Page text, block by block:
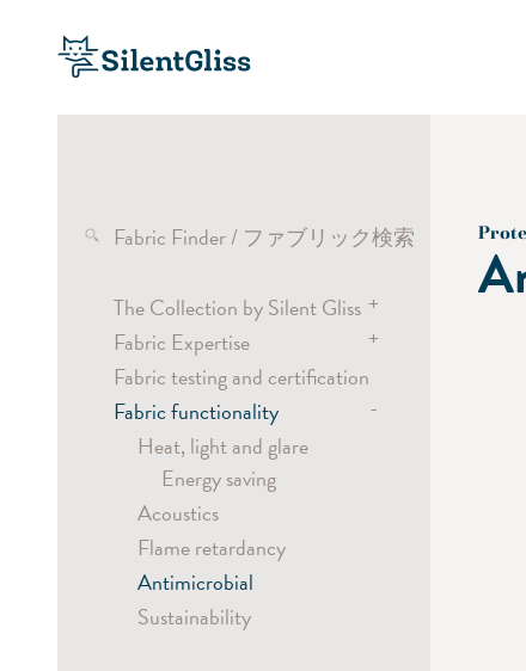
Fabric Finder / ファブリック検索
The Collection by Silent Gliss +
Transparent fabrics
Semi-transparent fabrics
Dimout and blackout fabrics
Screen fabrics
Fabric Expertise
+
Wave
Curtain headings
Vertical Waves
Laser Cut
Digital Printing
Fabric testing and certification
Fabric functionality
-
Heat, light and glare
Energy saving
Acoustics
Flame retardancy
Antimicrobial
Sustainability